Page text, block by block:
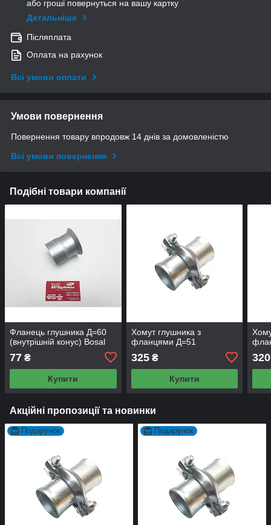
або гроші повернуться на вашу картку
Детальніше
Післяплата
Оплата на рахунок
Всі умови оплати
Умови повернення
Повернення товару впродовж 14 днів за домовленістю
Всі умови повернення
Подібні товари компанії
Фланець глушника Д=60
(внутрішній конус) Bosal
77 ₴
Купити
Хомут глушника з
фланцями Д=51
325₴
Купити
320
Акційні пропозиції та новинки
Подарунок Подарунок